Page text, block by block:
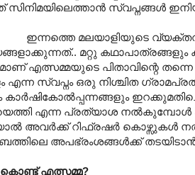
സിനിമയിലെത്താൻ സ്വപ്നങ്ങൾ
മലയാളിയുടെ വ്യക്തവും
മറ്റു
എത്സമ്മയുടെ പിതാവിന്റെ
എന്ന സ്വപ്നം ഒരു നിശ്ചിത
കാർഷികോൽ‌പ്പന്നങ്ങളും
എന്ന പ്രത്യാശ നൽകുമ്പോൾ
അവർക്ക് റിഫ്രഷർ കൊഴ്സുകൾ
അപഭ്രംശങ്ങൾക്ക്
എത്സമ്മ?